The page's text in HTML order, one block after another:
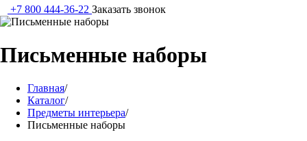
+7 800 444-36-22 Заказать звонок
Письменные наборы
Главная/
Каталог/
Предметы интерьера/
Письменные наборы